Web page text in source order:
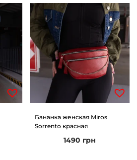
Бананка женская Miros
Sorrento красная
1490 грн